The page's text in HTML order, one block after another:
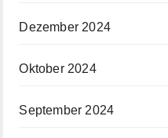
Dezember 2024
Oktober 2024
September 2024